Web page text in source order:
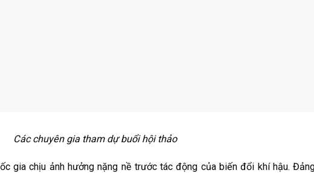
Các chuyên gia tham dự buổi hội thảo
gia chịu ảnh hưởng nặng nề trước tác động của biến đổi khí hậu.